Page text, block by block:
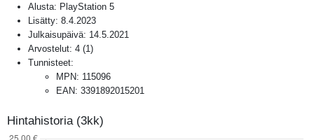
Alusta: PlayStation 5
Lisätty: 8.4.2023
Julkaisupäivä: 14.5.2021
Arvostelut: 4 (1 )
Tunnisteet:
MPN: 115096
EAN: 3391892015201
Hintahistoria (3kk)